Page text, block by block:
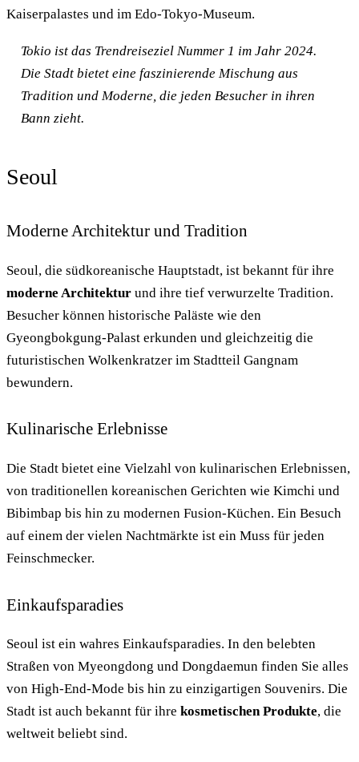
Kaiserpalastes und im Edo-Tokyo-Museum.
Tokio ist das Trendreiseziel Nummer 1 im Jahr 2024.
Die Stadt bietet eine faszinierende Mischung aus
Tradition und Moderne, die jeden Besucher in ihren
Bann zieht.
Seoul
Moderne Architektur und Tradition
Seoul, die südkoreanische Hauptstadt, ist bekannt für ihre
moderne Architektur und ihre tief verwurzelte Tradition.
Besucher können historische Paläste wie den
Gyeongbokgung-Palast erkunden und gleichzeitig die
futuristischen Wolkenkratzer im Stadtteil Gangnam
bewundern.
Kulinarische Erlebnisse
Die Stadt bietet eine Vielzahl von kulinarischen Erlebnissen,
von traditionellen koreanischen Gerichten wie Kimchi und
Bibimbap bis hin zu modernen Fusion-Küchen. Ein Besuch
auf einem der vielen Nachtmärkte ist ein Muss für jeden
Feinschmecker.
Einkaufsparadies
Seoul ist ein wahres Einkaufsparadies. In den belebten
Straßen von Myeongdong und Dongdaemun finden Sie alles
von High-End-Mode bis hin zu einzigartigen Souvenirs. Die
Stadt ist auch bekannt für ihre kosmetischen Produkte, die
weltweit beliebt sind.